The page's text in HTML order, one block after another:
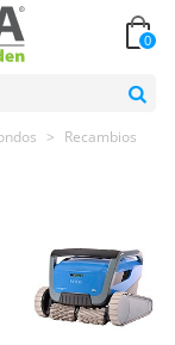
0
> Recambios